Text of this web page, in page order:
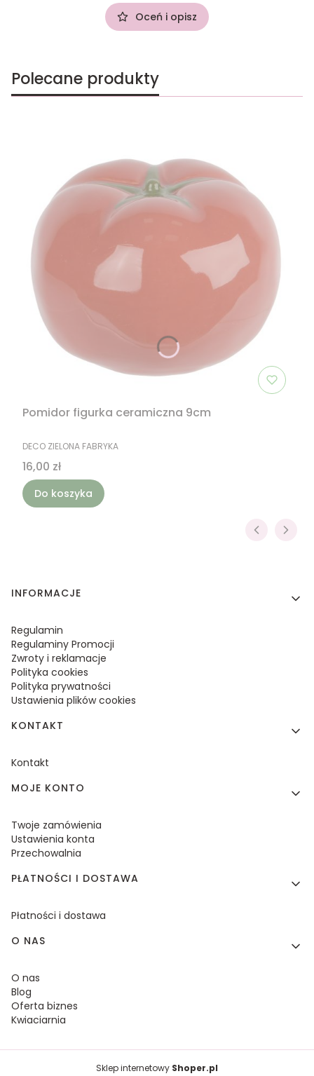
Oceń i opisz
Polecane produkty
Pomidor figurka ceramiczna 9cm
PRODUCENT
DECO ZIELONA FABRYKA
Cena
16,00 zł
Do koszyka
Linki w stopce
INFORMACJE
Regulamin
Regulaminy Promocji
Zwroty i reklamacje
Polityka cookies
Polityka prywatności
Ustawienia plików cookies
KONTAKT
Kontakt
MOJE KONTO
Twoje zamówienia
Ustawienia konta
Przechowalnia
PŁATNOŚCI I DOSTAWA
Płatności i dostawa
O NAS
O nas
Blog
Oferta biznes
Kwiaciarnia
Sklep internetowy Shoper.pl